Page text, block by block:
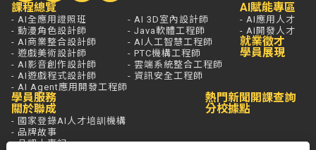
課程總覽
- AI全應用證照班
- 動漫角色設計師
- AI商業整合設計師
- 遊戲美術設計師
- AI影音創作設計師
- AI遊戲程式設計師
- AI Agent應用開發工程師
- AI 3D室內設計師
- Java軟體工程師
- AI人工智慧工程師
- PTC機構工程師
- 雲端系統整合工程師
- 資訊安全工程師
AI賦能專區
- AI應用人才
- AI開發人才
就業徵才
學員展現
學員服務
關於聯成
- 國家登錄AI人才培訓機構
- 品牌故事
- 品牌大事記
熱門新聞
分校據點
開課查詢